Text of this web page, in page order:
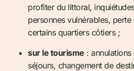
profiter du littoral,
personnes vulnérables, perte
certains quartiers côtiers ;
sur le tourisme :
séjours, changement de